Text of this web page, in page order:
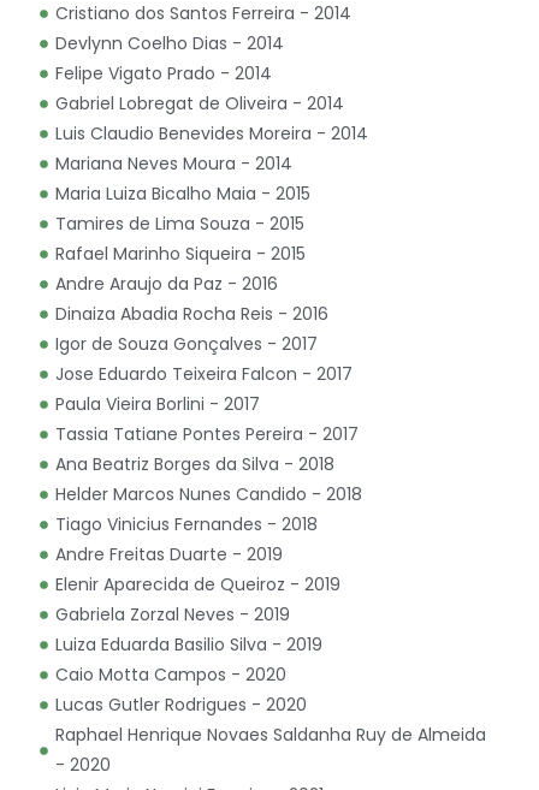
Cristiano dos Santos Ferreira - 2014
Devlynn Coelho Dias - 2014
Felipe Vigato Prado - 2014
Gabriel Lobregat de Oliveira - 2014
Luis Claudio Benevides Moreira - 2014
Mariana Neves Moura - 2014
Maria Luiza Bicalho Maia - 2015
Tamires de Lima Souza - 2015
Rafael Marinho Siqueira - 2015
Andre Araujo da Paz - 2016
Dinaiza Abadia Rocha Reis - 2016
Igor de Souza Gonçalves - 2017
Jose Eduardo Teixeira Falcon - 2017
Paula Vieira Borlini - 2017
Tassia Tatiane Pontes Pereira - 2017
Ana Beatriz Borges da Silva - 2018
Helder Marcos Nunes Candido - 2018
Tiago Vinicius Fernandes - 2018
Andre Freitas Duarte - 2019
Elenir Aparecida de Queiroz - 2019
Gabriela Zorzal Neves - 2019
Luiza Eduarda Basilio Silva - 2019
Caio Motta Campos - 2020
Lucas Gutler Rodrigues - 2020
Raphael Henrique Novaes Saldanha Ruy de Almeida
- 2020